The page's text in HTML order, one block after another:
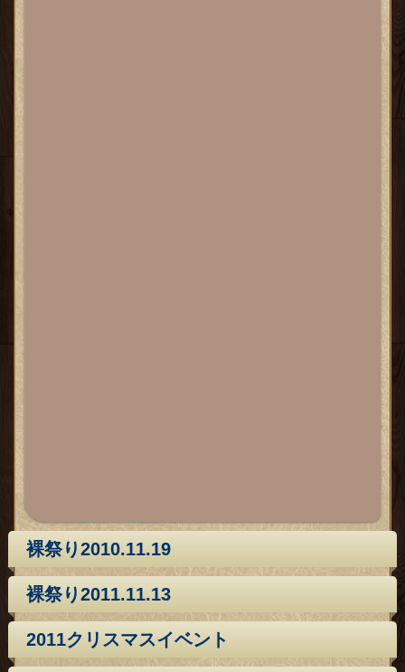
裸祭り2010.11.19
裸祭り2011.11.13
2011クリスマスイベント